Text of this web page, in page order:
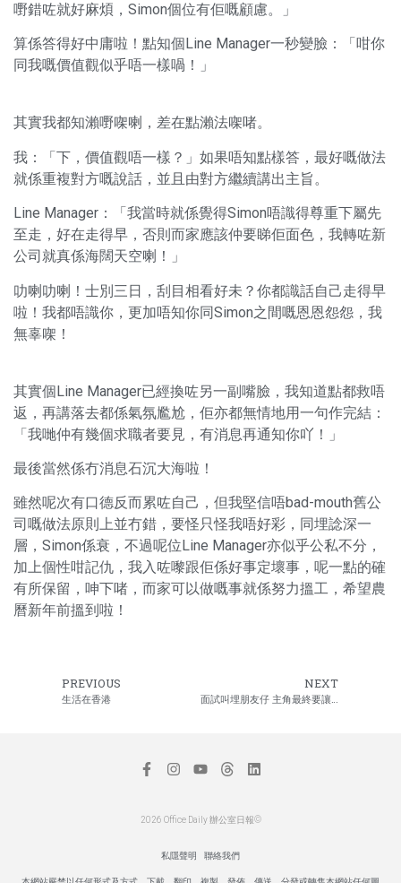
嘢錯咗就好麻煩，Simon個位有佢嘅顧慮。」
算係答得好中庸啦！點知個Line Manager一秒變臉：「咁你
同我嘅價值觀似乎唔一樣喎！」
其實我都知瀨嘢㗎喇，差在點瀨法㗎啫。
我：「下，價值觀唔一樣？」如果唔知點樣答，最好嘅做法
就係重複對方嘅說話，並且由對方繼續講出主旨。
Line Manager：「我當時就係覺得Simon唔識得尊重下屬先
至走，好在走得早，否則而家應該仲要睇佢面色，我轉咗新
公司就真係海闊天空喇！」
叻喇叻喇！士別三日，刮目相看好未？你都識話自己走得早
啦！我都唔識你，更加唔知你同Simon之間嘅恩恩怨怨，我
無辜㗎！
其實個Line Manager已經換咗另一副嘴臉，我知道點都救唔
返，再講落去都係氣氛尷尬，佢亦都無情地用一句作完結：
「我哋仲有幾個求職者要見，有消息再通知你吖！」
最後當然係冇消息石沉大海啦！
雖然呢次有口德反而累咗自己，但我堅信唔bad-mouth舊公
司嘅做法原則上並冇錯，要怪只怪我唔好彩，同埋諗深一
層，Simon係衰，不過呢位Line Manager亦似乎公私不分，
加上個性咁記仇，我入咗嚟跟佢係好事定壞事，呢一點的確
有所保留，呻下啫，而家可以做嘅事就係努力搵工，希望農
曆新年前搵到啦！
PREVIOUS
生活在香港
NEXT
2026 Office Daily 辦公室日報©
私隱聲明 聯絡我們